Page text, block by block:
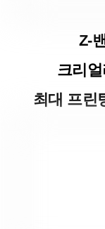
Z-
크리
최대 프린